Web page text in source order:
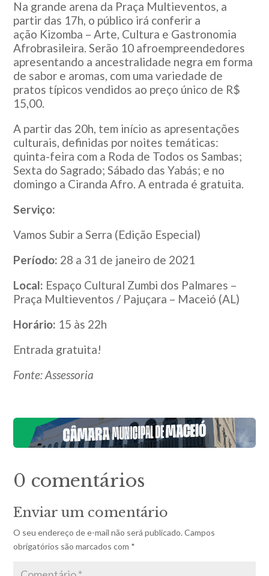
Na grande arena da Praça Multieventos, a
partir das 17h, o público irá conferir a
ação Kizomba – Arte, Cultura e Gastronomia
Afrobrasileira. Serão 10 afroempreendedores
apresentando a ancestralidade negra em forma
de sabor e aromas, com uma variedade de
pratos típicos vendidos ao preço único de R$
15,00.
A partir das 20h, tem início as apresentações
culturais, definidas por noites temáticas:
quinta-feira com a Roda de Todos os Sambas;
Sexta do Sagrado; Sábado das Yabás; e no
domingo a Ciranda Afro. A entrada é gratuita.
Serviço:
Vamos Subir a Serra (Edição Especial)
Período: 28 a 31 de janeiro de 2021
Local: Espaço Cultural Zumbi dos Palmares –
Praça Multieventos / Pajuçara – Maceió (AL)
Horário: 15 às 22h
Entrada gratuita!
Fonte: Assessoria
0 comentários
Enviar um comentário
O seu endereço de e-mail não será publicado. Campos
obrigatórios são marcados com *